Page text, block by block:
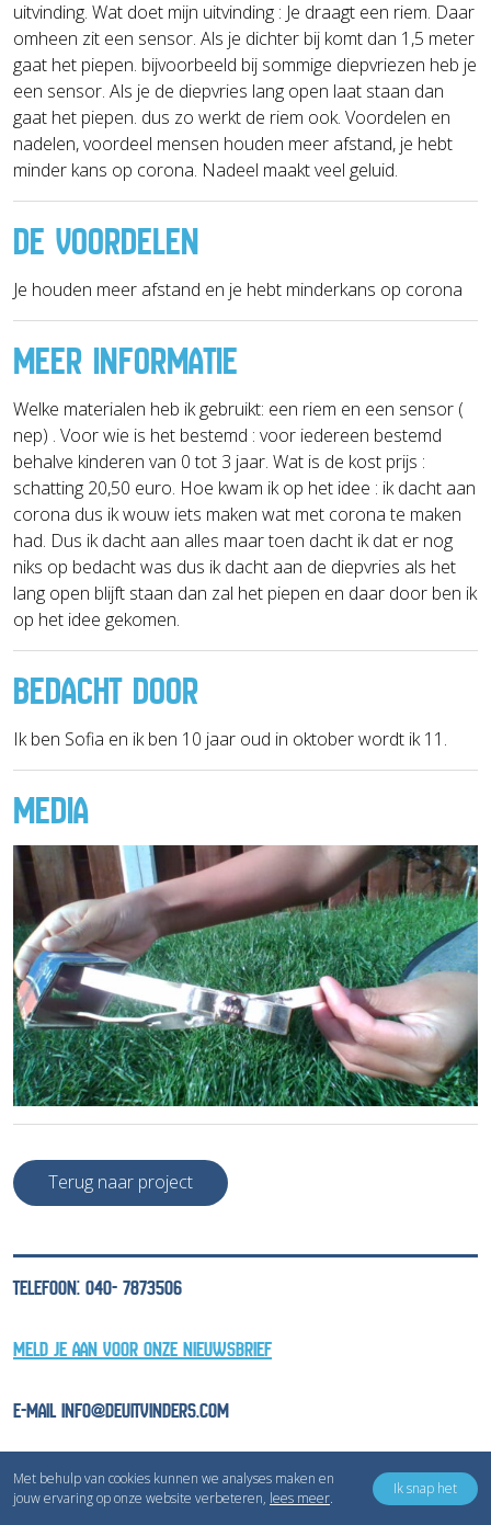
Met behulp van cookies kunnen we analyses maken en
jouw ervaring op onze website verbeteren, lees meer.
Ik snap het
uitvinding. Wat doet mijn uitvinding : Je draagt een riem. Daar
omheen zit een sensor. Als je dichter bij komt dan 1,5 meter
gaat het piepen. bijvoorbeeld bij sommige diepvriezen heb je
een sensor. Als je de diepvries lang open laat staan dan
gaat het piepen. dus zo werkt de riem ook. Voordelen en
nadelen, voordeel mensen houden meer afstand, je hebt
minder kans op corona. Nadeel maakt veel geluid.
DE VOORDELEN
Je houden meer afstand en je hebt minderkans op corona
MEER INFORMATIE
Welke materialen heb ik gebruikt: een riem en een sensor (
nep) . Voor wie is het bestemd : voor iedereen bestemd
behalve kinderen van 0 tot 3 jaar. Wat is de kost prijs :
schatting 20,50 euro. Hoe kwam ik op het idee : ik dacht aan
corona dus ik wouw iets maken wat met corona te maken
had. Dus ik dacht aan alles maar toen dacht ik dat er nog
niks op bedacht was dus ik dacht aan de diepvries als het
lang open blijft staan dan zal het piepen en daar door ben ik
op het idee gekomen.
BEDACHT DOOR
Ik ben Sofia en ik ben 10 jaar oud in oktober wordt ik 11.
MEDIA
Terug naar project
TELEFOON: 040- 7873506
MELD JE AAN VOOR ONZE NIEUWSBRIEF
E-MAIL INFO@DEUITVINDERS.COM